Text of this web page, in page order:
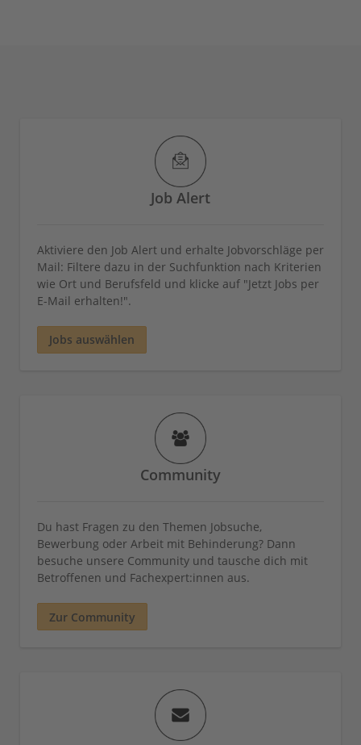
Job Alert
Aktiviere den Job Alert und erhalte Jobvorschläge per
Mail: Filtere dazu in der Suchfunktion nach Kriterien
wie Ort und Berufsfeld und klicke auf "Jetzt Jobs per
E-Mail erhalten!".
Jobs auswählen
Community
Du hast Fragen zu den Themen Jobsuche,
Bewerbung oder Arbeit mit Behinderung? Dann
besuche unsere Community und tausche dich mit
Betroffenen und Fachexpert:innen aus.
Zur Community